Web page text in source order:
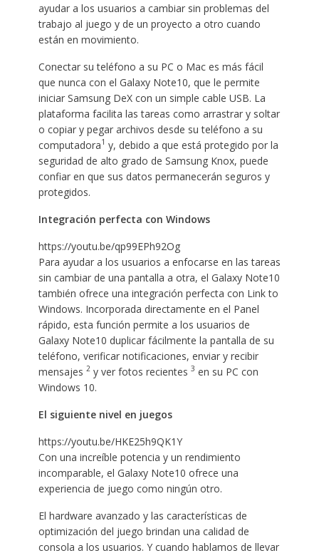
ayudar a los usuarios a cambiar sin problemas del
trabajo al juego y de un proyecto a otro cuando
están en movimiento.
Conectar su teléfono a su PC o Mac es más fácil
que nunca con el Galaxy Note10, que le permite
iniciar Samsung DeX con un simple cable USB. La
plataforma facilita las tareas como arrastrar y soltar
o copiar y pegar archivos desde su teléfono a su
computadora1 y, debido a que está protegido por la
seguridad de alto grado de Samsung Knox, puede
confiar en que sus datos permanecerán seguros y
protegidos.
Integración perfecta con Windows
https://youtu.be/qp99EPh92Og
Para ayudar a los usuarios a enfocarse en las tareas
sin cambiar de una pantalla a otra, el Galaxy Note10
también ofrece una integración perfecta con Link to
Windows. Incorporada directamente en el Panel
rápido, esta función permite a los usuarios de
Galaxy Note10 duplicar fácilmente la pantalla de su
teléfono, verificar notificaciones, enviar y recibir
mensajes 2y ver fotos recientes 3 en su PC con
Windows 10.
El siguiente nivel en juegos
https://youtu.be/HKE25h9QK1Y
Con una increíble potencia y un rendimiento
incomparable, el Galaxy Note10 ofrece una
experiencia de juego como ningún otro.
El hardware avanzado y las características de
optimización del juego brindan una calidad de
consola a los usuarios. Y cuando hablamos de llevar